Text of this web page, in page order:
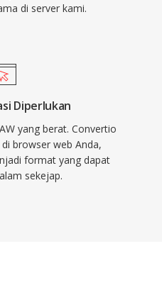
di server kami.
Diperlukan
yang berat. Convertio
browser web Anda,
format yang dapat
sekejap.